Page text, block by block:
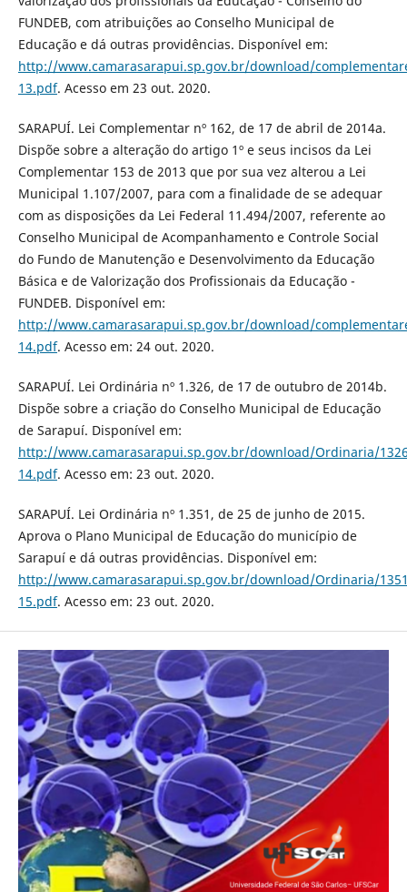
FUNDEB, com atribuições ao Conselho Municipal de
Educação e dá outras providências. Disponível em:
http://www.camarasarapui.sp.gov.br/download/
13.pdf. Acesso em 23 out. 2020.
SARAPUÍ. Lei Complementar nº 162, de 17 de abril de 2014a.
Dispõe sobre a alteração do artigo 1º e seus incisos da Lei
Complementar 153 de 2013 que por sua vez alterou a Lei
Municipal 1.107/2007, para com a finalidade de se adequar
com as disposições da Lei Federal 11.494/2007, referente ao
Conselho Municipal de Acompanhamento e Controle Social
do Fundo de Manutenção e Desenvolvimento da Educação
Básica e de Valorização dos Profissionais da Educação -
FUNDEB. Disponível em:
http://www.camarasarapui.sp.gov.br/download/
14.pdf. Acesso em: 24 out. 2020.
SARAPUÍ. Lei Ordinária nº 1.326, de 17 de outubro de 2014b.
Dispõe sobre a criação do Conselho Municipal de Educação
de Sarapuí. Disponível em:
http://www.camarasarapui.sp.gov.br/download/Ordinaria/
14.pdf. Acesso em: 23 out. 2020.
SARAPUÍ. Lei Ordinária nº 1.351, de 25 de junho de 2015.
Aprova o Plano Municipal de Educação do município de
Sarapuí e dá outras providências. Disponível em:
http://www.camarasarapui.sp.gov.br/download/Ordinaria/
15.pdf. Acesso em: 23 out. 2020.